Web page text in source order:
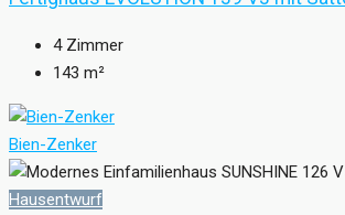
4 Zimmer
143 m²
Bien-Zenker
Hausentwurf